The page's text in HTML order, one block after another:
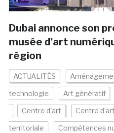
Dubai annonce son
musée d’art
région
ACTUALITÉS
technologie Art génératif
Centre d'art Centre
territoriale Compétences